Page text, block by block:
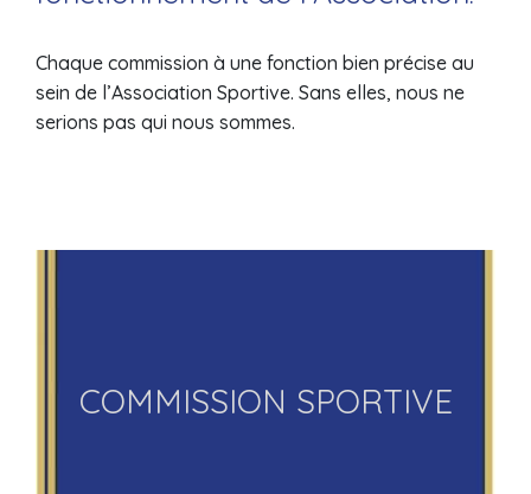
Chaque commission à une fonction bien précise au
sein de l’Association Sportive. Sans elles, nous ne
serions pas qui nous sommes.
COMMISSION SPORTIVE
Je suis le responsable de cette commission.